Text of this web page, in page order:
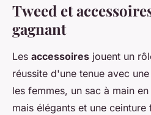
Tweed et
gagnant
Les accessoires jouent un
réussite d'une tenue avec
les femmes, un sac à main
mais élégants et une ceinture